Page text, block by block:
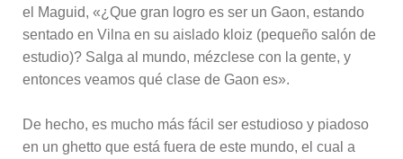
el Maguid, «¿Que gran logro es ser un Gaon, estando
sentado en Vilna en su aislado kloiz (pequeño salón de
estudio)? Salga al mundo, mézclese con la gente, y
entonces veamos qué clase de Gaon es».
De hecho, es mucho más fácil ser estudioso y piadoso
en un ghetto que está fuera de este mundo, el cual a